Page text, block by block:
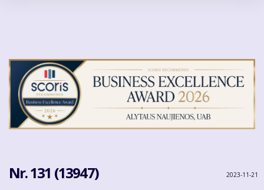
Nr. 131 (13947) 2023-11-21